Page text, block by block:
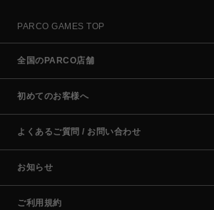
PARCO GAMES TOP
全国のPARCO店舗
初めてのお客様へ
よくあるご質問 / お問い合わせ
お知らせ
ご利用規約